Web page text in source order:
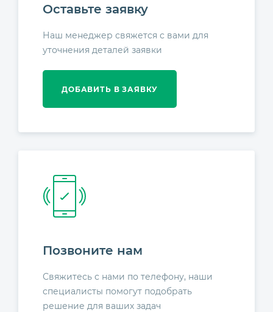
Оставьте заявку
Наш менеджер свяжется с вами для
уточнения деталей заявки
ДОБАВИТЬ В ЗАЯВКУ
Позвоните нам
Свяжитесь с нами по телефону, наши
специалисты помогут подобрать
решение для ваших задач